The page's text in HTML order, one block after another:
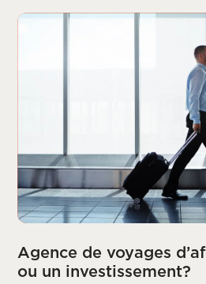
Agence de voyages
ou un investissement?